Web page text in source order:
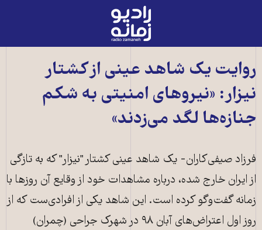
رادیو
زمانه
اصلی
روایت یک شاهد عینی از کشتار
نیزار: «نیروهای امنیتی به شکم
جنازه‌ها لگد می‌زدند»
فرزاد صیفی‌کاران- یک شاهد عینی کشتار "نیزار" که به تازگی
از ایران خارج شده، درباره مشاهدات خود از وقایع آن روزها با
زمانه گفت‌وگو کرده است. این شاهد یکی از افرادی‌ست که از
روز اول اعتراض‌های آبان ۹۸ در شهرک جراحی (چمران)